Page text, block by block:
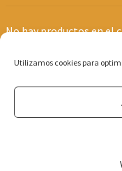
Utilizamos cookies para
No hay productos en el
© Produpel | Productos